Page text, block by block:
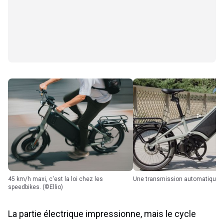
45 km/h maxi, c'est la loi chez les
speedbikes. (©Ellio)
Une transmission automatique.
La partie électrique impressionne, mais le cycle